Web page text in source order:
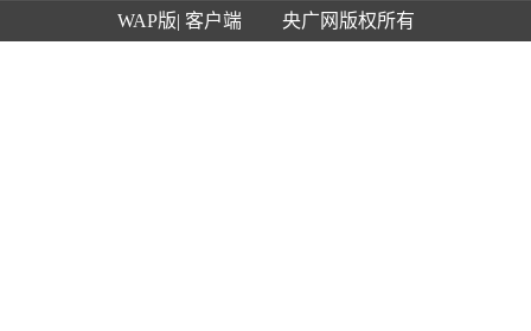
WAP版| 客户端 央广网版权所有